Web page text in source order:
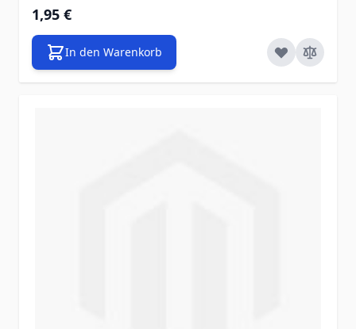
1,95 €
In den Warenkorb